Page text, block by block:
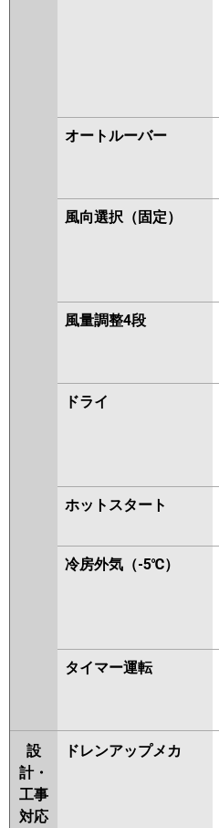
オートルーバー
風向選択（固定）
風量調整4段
ドライ
ホットスタート
冷房外気（-5℃）
タイマー運転
設
計・
工事
対応
ドレンアップメカ